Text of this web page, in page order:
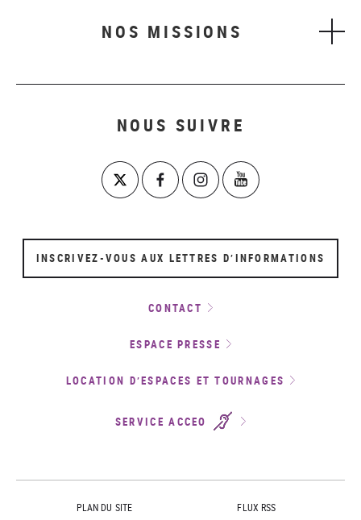
NOS MISSIONS
NOUS SUIVRE
INSCRIVEZ-VOUS AUX LETTRES D’INFORMATIONS
CONTACT
ESPACE PRESSE
LOCATION D’ESPACES ET TOURNAGES
SERVICE ACCEO
PLAN DU SITE FLUX RSS